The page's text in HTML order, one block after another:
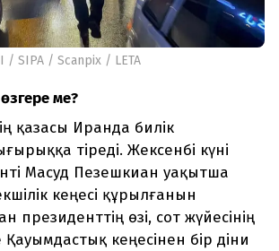
/ SIPA / Scanpix / LETA
ме?
қазасы Иранда билік
тіреді. Жексенбі күні
Масуд Пезешкиан уақытша
кеңесі құрылғанын
президенттің өзі, сот жүйесінің
кеңесінен бір діни